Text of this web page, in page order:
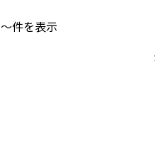
〜件を表示